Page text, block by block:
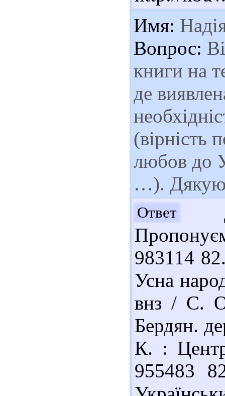
Имя:
Вопрос:
книги на
де
(вірність
любов до
…).
Ответ
983114
Усна
внз / С.
Бердян.
К. :
955483